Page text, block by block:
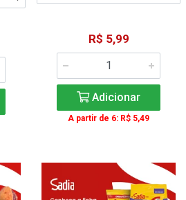
R$ 5,99
Adicionar
A partir de 6: R$ 5,49